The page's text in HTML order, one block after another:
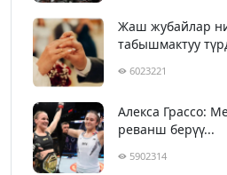
Жаш жубайлар
табышмактуу
6023221
Алекса Грассо:
реванш берүү...
5902314